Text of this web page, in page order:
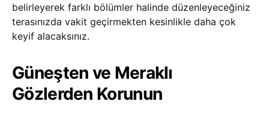
belirleyerek farklı bölümler halinde düzenleyeceğiniz
terasınızda vakit geçirmekten kesinlikle daha çok
keyif alacaksınız.
Güneşten ve Meraklı
Gözlerden Korunun